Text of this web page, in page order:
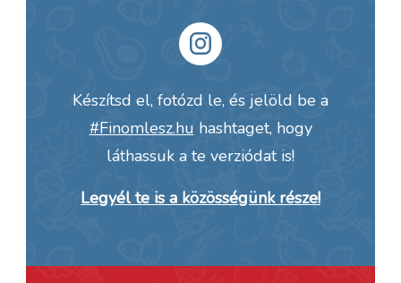
Készítsd el, fotózd le, és jelöld be a
#Finomlesz.hu hashtaget, hogy
láthassuk a te verziódat is!
Legyél te is a közösségünk része!